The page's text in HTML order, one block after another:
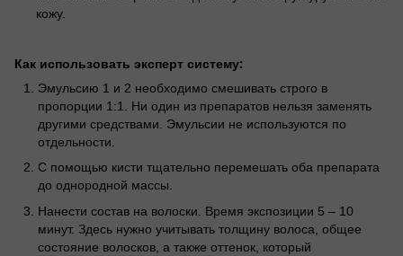
кожу.
Как использовать эксперт систему:
Эмульсию 1 и 2 необходимо смешивать строго в
пропорции 1:1. Ни один из препаратов нельзя заменять
другими средствами. Эмульсии не используются по
отдельности.
С помощью кисти тщательно перемешать оба препарата
до однородной массы.
Нанести состав на волоски. Время экспозиции 5 – 10
минут. Здесь нужно учитывать толщину волоса, общее
состояние волосков, а также оттенок, который